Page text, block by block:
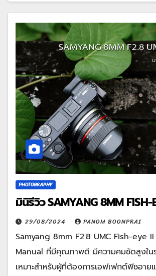
PHOTOGRAPHY
มินิรีวิว SAMYANG 8MM FISH-
29/08/2024 PANOM BOONPRAI
Samyang 8mm F2.8 UMC Fish-eye II
Manual ที่มีคุณภาพดี มีความคมชัดสูงในร
เหมาะสำหรับผู้ที่ต้องการเอฟเฟกต์ฟิชอาย